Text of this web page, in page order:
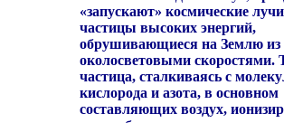
«запускают» космические
частицы высоких энергий,
обрушивающиеся на Землю из
околосветовыми скоростями.
частица, сталкиваясь с
кислорода и азота, в основном
составляющих воздух,